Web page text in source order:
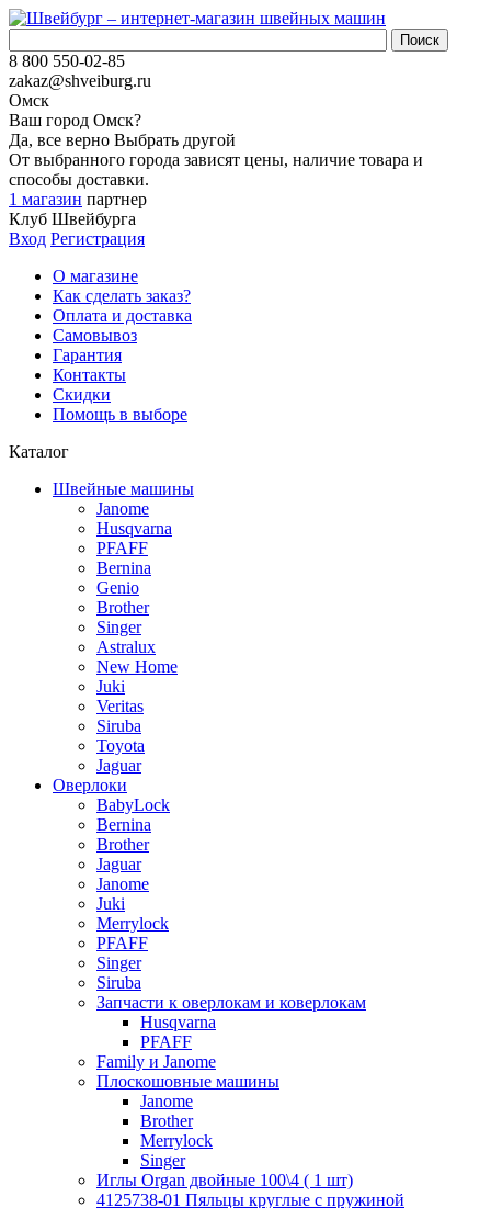
8 800 550-02-85
zakaz@shveiburg.ru
Омск
Ваш город Омск?
Да, все верно Выбрать другой
От выбранного города зависят цены, наличие товара и
способы доставки.
1 магазин партнер
Клуб Швейбурга
Вход Регистрация
О магазине
Как сделать заказ?
Оплата и доставка
Самовывоз
Гарантия
Контакты
Скидки
Помощь в выборе
Каталог
Швейные машины
Janome
Husqvarna
PFAFF
Bernina
Genio
Brother
Singer
Astralux
New Home
Juki
Veritas
Siruba
Toyota
Jaguar
Оверлоки
BabyLock
Bernina
Brother
Jaguar
Janome
Juki
Merrylock
PFAFF
Singer
Siruba
Запчасти к оверлокам и коверлокам
Husqvarna
PFAFF
Family и Janome
Плоскошовные машины
Janome
Brother
Merrylock
Singer
Иглы Organ двойные 100\4 ( 1 шт)
4125738-01 Пяльцы круглые с пружиной